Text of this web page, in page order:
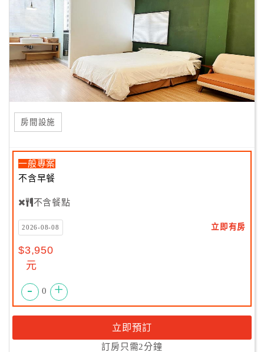
房間設施
一般專案
不含早餐
不含餐點
2026-08-08 立即有房
$3,950
元
- 0 +
立即預訂
訂房只需2分鐘